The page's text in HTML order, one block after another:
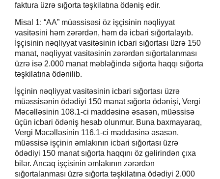
faktura üzrə sığorta təşkilatına ödəniş edir.
Misal 1: “AA” müəssisəsi öz işçisinin nəqliyyat
vasitəsini həm zərərdən, həm də icbari sığortalayıb.
İşçisinin nəqliyyat vasitəsinin icbari sığortası üzrə 150
manat, nəqliyyat vasitəsinin zərərdən sığortalanması
üzrə isə 2.000 manat məbləğində sığorta haqqı sığorta
təşkilatına ödənilib.
İşçinin nəqliyyat vasitəsinin icbari sığortası üzrə
müəssisənin ödədiyi 150 manat sığorta ödənişi, Vergi
Məcəlləsinin 108.1-ci maddəsinə əsasən, müəssisə
üçün icbari ödəniş hesab olunmur. Buna baxmayaraq,
Vergi Məcəlləsinin 116.1-ci maddəsinə əsasən,
müəssisə işçinin əmlakının icbari sığortası üzrə
ödədiyi 150 manat sığorta haqqını öz gəlirindən çıxa
bilər. Ancaq işçisinin əmlakının zərərdən
sığortalanması üzrə sığorta təşkilatına ödədiyi 2.000